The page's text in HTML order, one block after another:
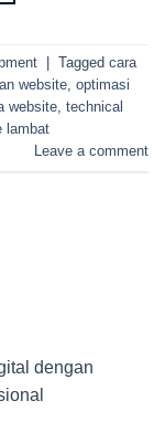
Tagged cara
website, optimasi
website, technical
lambat
Leave a comment
dengan